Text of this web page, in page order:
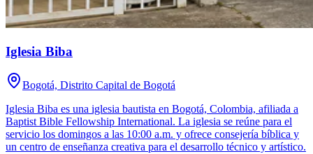
Iglesia Biba
Bogotá, Distrito Capital de Bogotá
Iglesia Biba es una iglesia bautista en Bogotá, Colombia, afiliada a
Baptist Bible Fellowship International. La iglesia se reúne para el
servicio los domingos a las 10:00 a.m. y ofrece consejería bíblica y
un centro de enseñanza creativa para el desarrollo técnico y artístico.